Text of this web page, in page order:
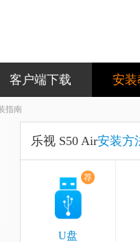
客户端下载 安装
指南
乐视 S50 Air安装方
荐
U盘